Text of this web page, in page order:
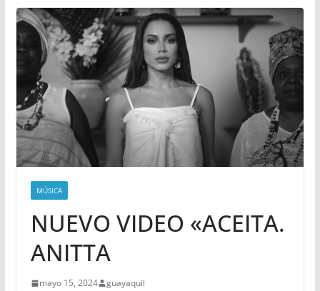
MÚSICA
NUEVO VIDEO «ACEITA.
ANITTA
mayo 15, 2024 guayaquil